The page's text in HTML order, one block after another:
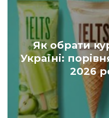
Як обрати
Україні:
2026